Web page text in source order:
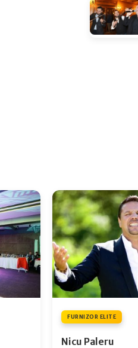
FURNIZOR ELITE
Nicu Paleru